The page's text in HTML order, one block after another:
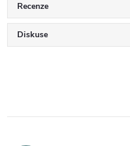
Recenze
Diskuse